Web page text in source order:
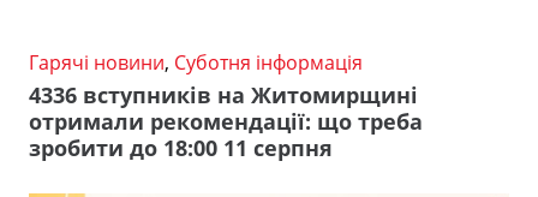
Гарячі новини, Суботня інформація
4336 вступників на Житомирщині
отримали рекомендації: що треба
зробити до 18:00 11 серпня